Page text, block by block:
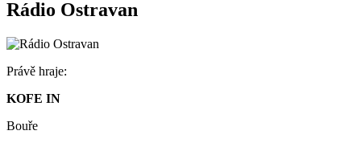
Rádio Ostravan
Právě hraje:
KOFE IN
Bouře